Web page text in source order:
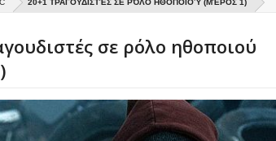
20+1 ΤΡΑΓΟΥΔΙΣΤΈΣ ΣΕ ΡΌΛΟ ΗΘΟΠΟΙΟΎ (ΜΈΡΟΣ 1)
σε ρόλο ηθοποιού